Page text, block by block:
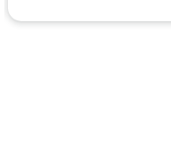
Phanh xe là phanh đĩa